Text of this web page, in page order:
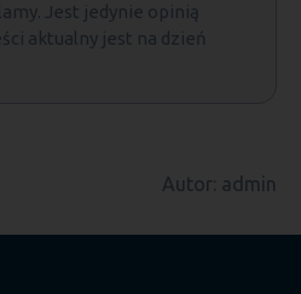
Jest jedynie opinią
aktualny jest na dzień
Autor: admin